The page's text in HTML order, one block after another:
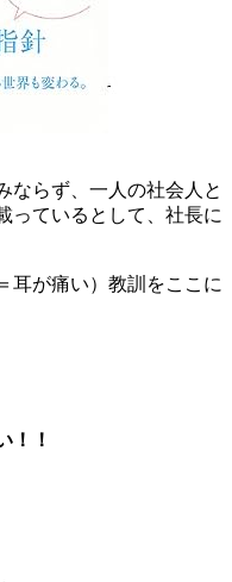
ならず、一人の社会人と
っているとして、社長に
耳が痛い）教訓をここに
！！